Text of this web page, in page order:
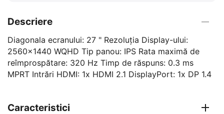
Descriere
Diagonala ecranului: 27 " Rezoluția Display-ului:
2560x1440 WQHD Tip panou: IPS Rata maximă de
reîmprospătare: 320 Hz Timp de răspuns: 0.3 ms
MPRT Intrări HDMI: 1x HDMI 2.1 DisplayPort: 1x DP 1.4
Caracteristici